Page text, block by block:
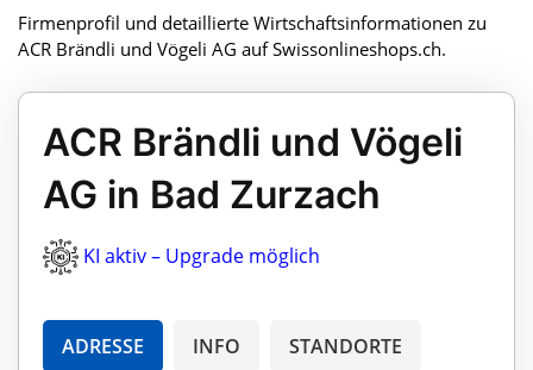
Firmenprofil und detaillierte Wirtschaftsinformationen zu
ACR Brändli und Vögeli AG auf Swissonlineshops.ch.
ACR Brändli und Vögeli
AG in Bad Zurzach
KI aktiv – Upgrade möglich
ADRESSE INFO STANDORTE